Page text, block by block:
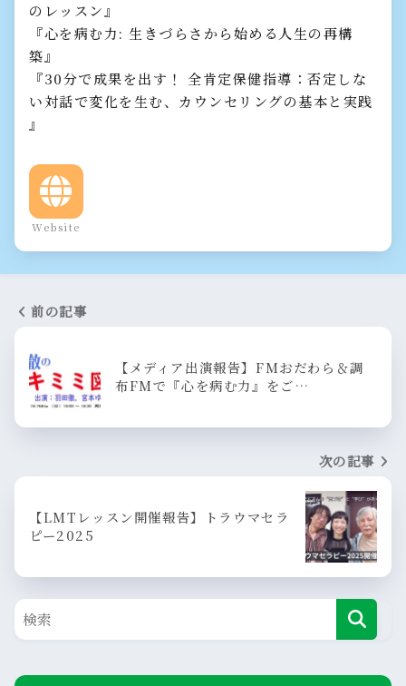
のレッスン』
『心を病む力: 生きづらさから始める人生の再構
築』
『30分で成果を出す！ 全肯定保健指導：否定しな
い対話で変化を生む、カウンセリングの基本と実践
』
Website
前の記事
【メディア出演報告】FMおだわら＆調
布FMで『心を病む力』をご…
次の記事
【LMTレッスン開催報告】トラウマセラ
ピー2025